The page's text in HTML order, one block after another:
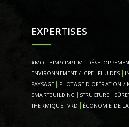
EXPERTISES
AMO BIM/CIM/TIM
ENVIRONNEMENT / ICPE
FLUIDES
PAYSAGE
PILOTAGE D'OPÉRATION /
SMARTBUILDING
STRUCTURE
THERMIQUE
VRD ÉCONOMIE DE